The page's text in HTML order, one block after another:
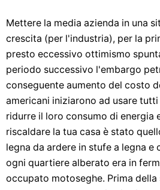
Mettere la media azienda in una
crescita (per l'industria), per la
presto eccessivo ottimismo
periodo successivo l'embargo
conseguente aumento del costo
americani iniziarono ad usare
ridurre il loro consumo di energia
riscaldare la tua casa è stato
legna da ardere in stufe a legna e
ogni quartiere alberato era in
occupato motoseghe. Prima